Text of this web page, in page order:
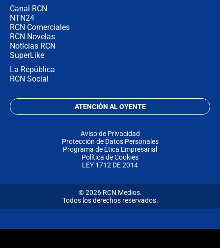
Canal RCN
NTN24
RCN Comerciales
RCN Novelas
Noticias RCN
SuperLike
La República
RCN Social
ATENCIÓN AL OYENTE
Aviso de Privacidad
Protección de Datos Personales
Programa de Ética Empresarial
Política de Cookies
LEY 1712 DE 2014
© 2026 RCN Medios.
Todos los derechos reservados.